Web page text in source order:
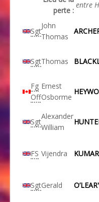
perte :
entre
Sgt
John
Thomas
SgtThomas
Fg
Off
Ernest
Osborme
Sgt
Alexander
William
FS Vijendra KUMAR
SgtGerald